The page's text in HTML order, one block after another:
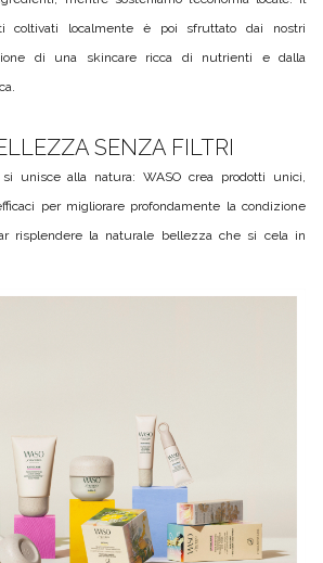
coltivati localmente è poi sfruttato dai nostri
di una skincare ricca di nutrienti e dalla
SENZA FILTRI
unisce alla natura: WASO crea prodotti unici,
per migliorare profondamente la condizione
risplendere la naturale bellezza che si cela in